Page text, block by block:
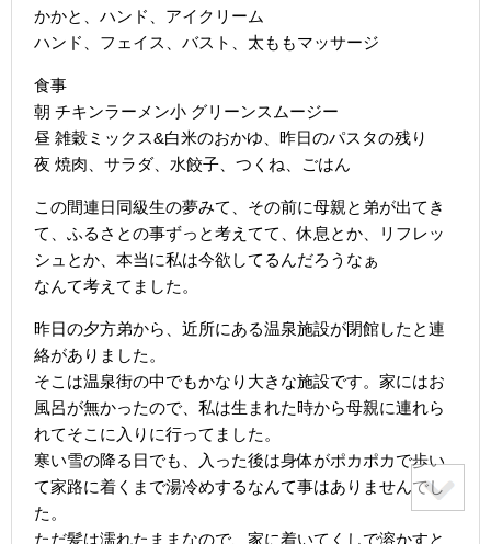
かかと、ハンド、アイクリーム
ハンド、フェイス、バスト、太ももマッサージ
食事
朝 チキンラーメン小 グリーンスムージー
昼 雑穀ミックス&白米のおかゆ、昨日のパスタの残り
夜 焼肉、サラダ、水餃子、つくね、ごはん
この間連日同級生の夢みて、その前に母親と弟が出てき
て、ふるさとの事ずっと考えてて、休息とか、リフレッ
シュとか、本当に私は今欲してるんだろうなぁ
なんて考えてました。
昨日の夕方弟から、近所にある温泉施設が閉館したと連
絡がありました。
そこは温泉街の中でもかなり大きな施設です。家にはお
風呂が無かったので、私は生まれた時から母親に連れら
れてそこに入りに行ってました。
寒い雪の降る日でも、入った後は身体がポカポカで歩い
て家路に着くまで湯冷めするなんて事はありませんでし
た。
ただ髪は濡れたままなので、家に着いてくしで溶かすと